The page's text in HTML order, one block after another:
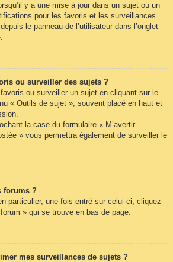
y a une mise à jour dans un sujet ou un
pour les favoris et les surveillances
le panneau de l’utilisateur dans l’onglet
ou surveiller des sujets ?
ou surveiller un sujet en cliquant sur le
« Outils de sujet », souvent placé en haut et
la case du formulaire « M’avertir
» vous permettra également de surveiller le
forums ?
particulier, une fois entré sur celui-ci, cliquez
» qui se trouve en bas de page.
mes surveillances de sujets ?